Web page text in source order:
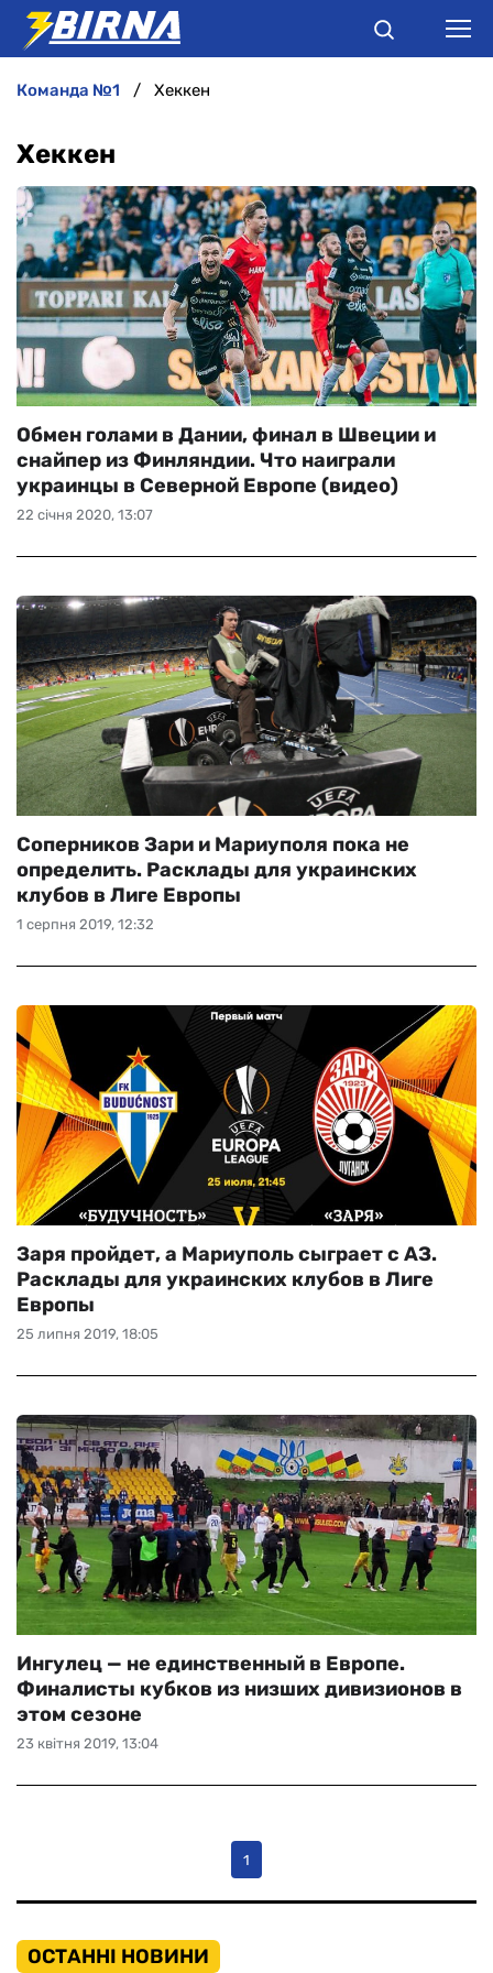
ІНТЕРВ'Ю
РІЗНЕ
БУКМЕКЕРИ
команда №1 Хеккен
Хеккен
22 січня 2020, 13:07
Обмен голами в Дании, финал в Швеции и
снайпер из Финляндии. Что наиграли
украинцы в Северной Европе (видео)
1 серпня 2019, 12:32
Соперников Зари и Мариуполя пока не
определить. Расклады для украинских
клубов в Лиге Европы
25 липня 2019, 18:05
Заря пройдет, а Мариуполь сыграет с АЗ.
Расклады для украинских клубов в Лиге
Европы
23 квітня 2019, 13:04
Ингулец — не единственный в Европе.
Финалисты кубков из низших дивизионов в
этом сезоне
1
ОСТАННІ НОВИНИ